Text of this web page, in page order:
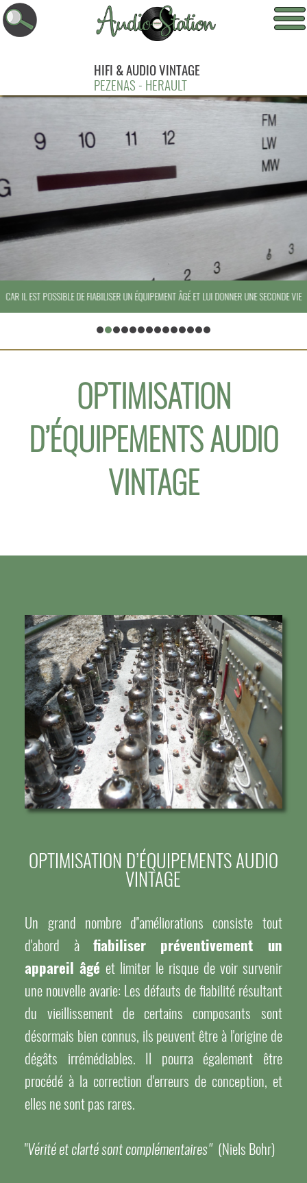
HIFI & AUDIO VINTAGE
PEZENAS - HERAULT
CAR IL EST POSSIBLE DE FIABILISER UN ÉQUIPEMENT ÂGÉ ET LUI DONNER UNE SECONDE VIE
OPTIMISATION
D’ÉQUIPEMENTS AUDIO
VINTAGE
OPTIMISATION D’ÉQUIPEMENTS AUDIO
VINTAGE
Un grand nombre d''améliorations consiste tout
d'abord à fiabiliser préventivement un
appareil âgé et limiter le risque de voir survenir
une nouvelle avarie: Les défauts de fiabilité résultant
du vieillissement de certains composants sont
désormais bien connus, ils peuvent être à l'origine de
dégâts irrémédiables. Il pourra également être
procédé à la correction d'erreurs de conception, et
elles ne sont pas rares.
"Vérité et clarté sont complémentaires"(Niels Bohr)